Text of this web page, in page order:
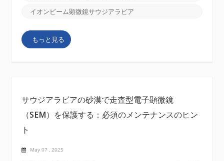
ットを犠牲にしてナノスケールの精度を実現します。
ね、その装置の優れた点を確認してください。 サウ
ジアラビアの研究所でなぜ重要なのか石油化学触媒の
研究では、EDS または TEM ラメラの準備のための迅
イオンビーム顕微鏡サウジアラビア
もっと見る
サウジアラビアの砂漠で走査型電子顕微鏡
（SEM）を保護する：必須のメンテナンスのヒン
ト
May 07 , 2025